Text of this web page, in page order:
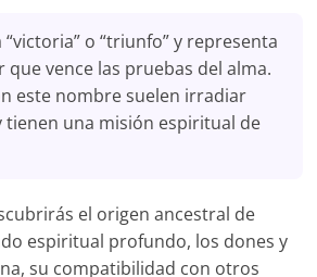
o “triunfo” y representa
vence las pruebas del alma.
este nombre suelen irradiar
tienen una misión espiritual de
el origen ancestral de
espiritual profundo, los dones y
su compatibilidad con otros